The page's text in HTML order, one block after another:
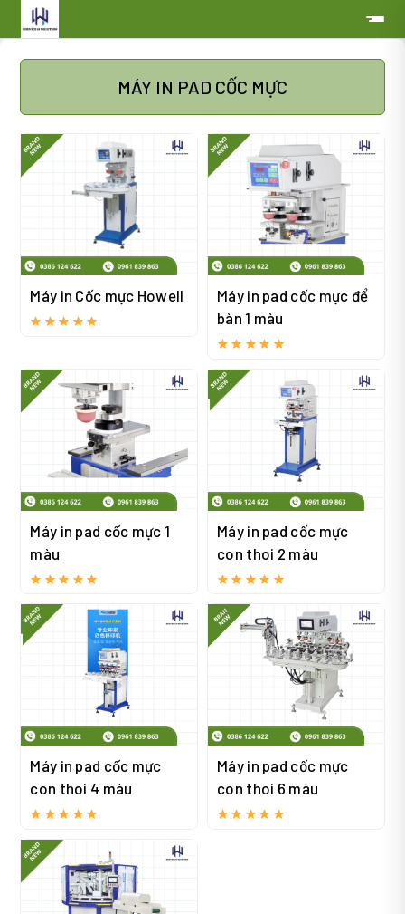
MÁY IN PAD CỐC MỰC
Máy in Cốc mực Howell
Máy in pad cốc mực để
bàn 1 màu
Máy in pad cốc mực 1
màu
Máy in pad cốc mực
con thoi 2 màu
Máy in pad cốc mực
con thoi 4 màu
Máy in pad cốc mực
con thoi 6 màu